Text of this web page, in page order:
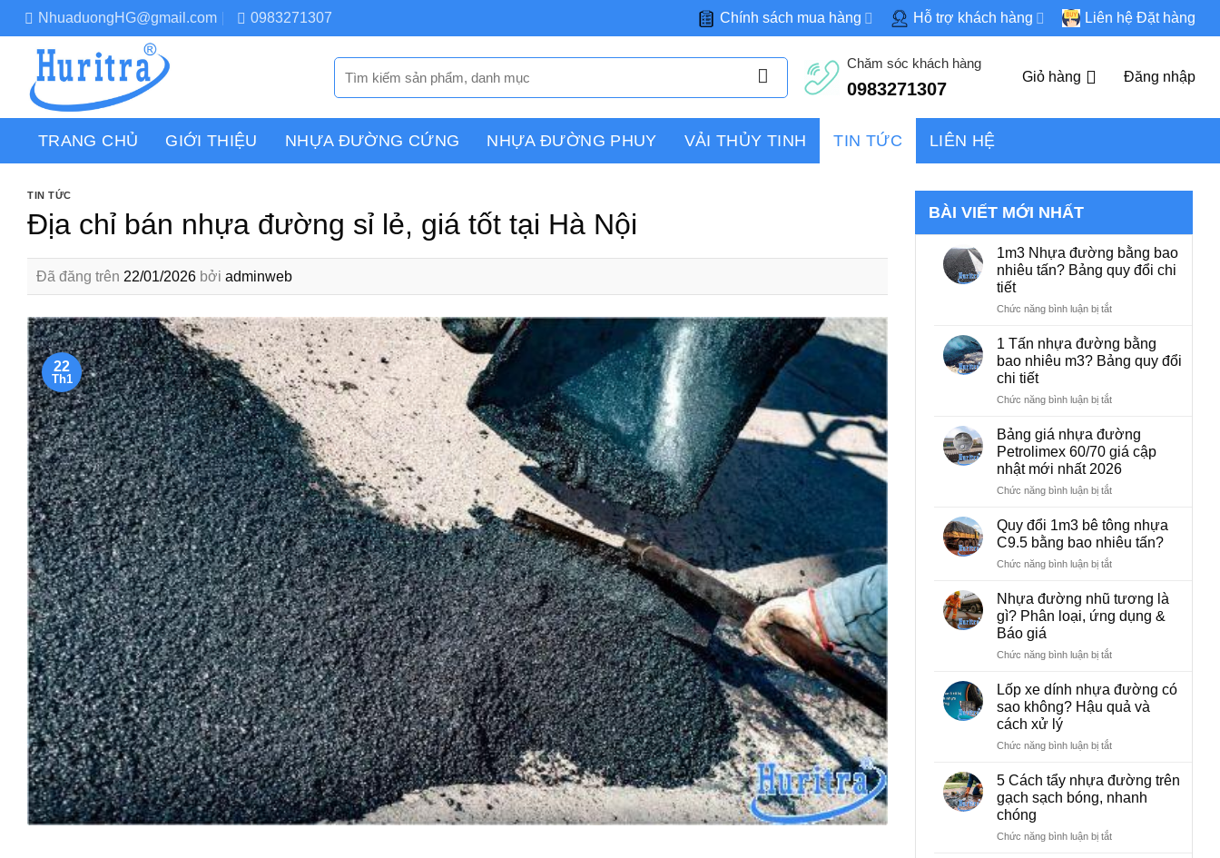
Chuyển
đến
NhuaduongHG@gmail.com 0983271307 Chính sách mua hàng Hỗ trợ khách hàng Liên hệ Đặt hàng
Tìm
kiếm:
Chăm sóc khách hàng
0983271307
Giỏ hàng Đăng nhập
TRANG CHỦ GIỚI THIỆU NHỰA ĐƯỜNG CỨNG NHỰA ĐƯỜNG PHUY VẢI THỦY TINH TIN TỨC LIÊN HỆ
TIN TỨC
Địa chỉ bán nhựa đường sỉ lẻ, giá tốt tại Hà Nội
Đã đăng trên 22/01/2026 bởi adminweb
22
Th1
BÀI VIẾT MỚI NHẤT
1m3 Nhựa đường bằng bao
nhiêu tấn? Bảng quy đổi chi
tiết
Chức năng bình luận bị tắtở
Nhựa
đường
bằng
quy
đổi
chi
1 Tấn nhựa đường bằng
bao nhiêu m3? Bảng quy đổi
chi tiết
Chức năng bình luận bị tắtở
Tấn
nhựa
đường
bằng
Bảng
quy
Bảng giá nhựa đường
Petrolimex 60/70 giá cập
nhật mới nhất 2026
Chức năng bình luận bị tắtở
giá
nhựa
đường
Petrolimex
cập
nhật
Quy đổi 1m3 bê tông nhựa
C9.5 bằng bao nhiêu tấn?
Chức năng bình luận bị tắtở
đổi
1m3
bê
bao
nhiêu
Nhựa đường nhũ tương là
gì? Phân loại, ứng dụng &
Báo giá
Chức năng bình luận bị tắtở
đường
nhũ
tương
ứng
dụng
giá
Lốp xe dính nhựa đường có
sao không? Hậu quả và
cách xử lý
Chức năng bình luận bị tắtở
xe
dính
nhựa
5 Cách tẩy nhựa đường trên
gạch sạch bóng, nhanh
chóng
Chức năng bình luận bị tắtở